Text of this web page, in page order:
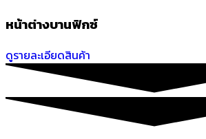
หน้าต่างบานฟิกซ์
ดูรายละเอียดสินค้า